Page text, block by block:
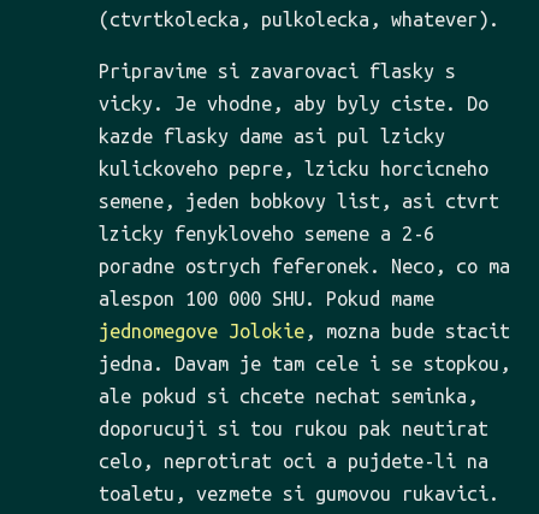
(ctvrtkolecka, pulkolecka, whatever).
Pripravime si zavarovaci flasky s
vicky. Je vhodne, aby byly ciste. Do
kazde flasky dame asi pul lzicky
kulickoveho pepre, lzicku horcicneho
semene, jeden bobkovy list, asi ctvrt
lzicky fenykloveho semene a 2-6
poradne ostrych feferonek. Neco, co ma
alespon 100 000 SHU. Pokud mame
jednomegove Jolokie , mozna bude stacit
jedna. Davam je tam cele i se stopkou,
ale pokud si chcete nechat seminka,
doporucuji si tou rukou pak neutirat
celo, neprotirat oci a pujdete-li na
toaletu, vezmete si gumovou rukavici.